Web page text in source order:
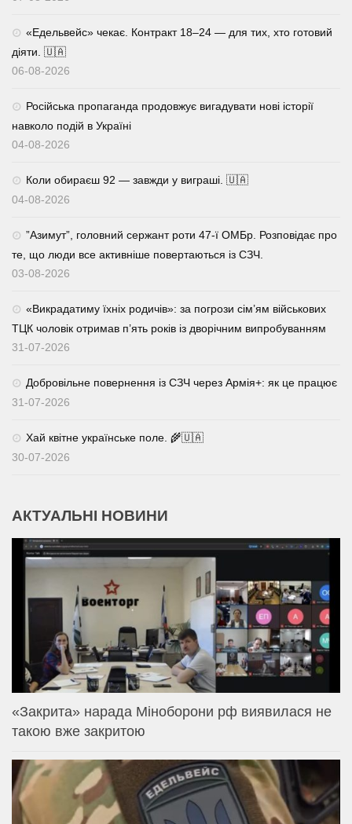
«Едельвейс» чекає. Контракт 18–24 — для тих, хто готовий
діяти. 🇺🇦
06-08-2026
Російська пропаганда продовжує вигадувати нові історії
навколо подій в Україні
04-08-2026
Коли обираєш 92 — завжди у виграші. 🇺🇦
04-08-2026
⁨”Азимут”, головний сержант роти 47-ї ОМБр. Розповідає про
те, що люди все активніше повертаються із СЗЧ.
03-08-2026
«Викрадатиму їхніх родичів»: за погрози сім’ям військових
ТЦК чоловік отримав п’ять років із дворічним випробуванням
31-07-2026
Добровільне повернення із СЗЧ через Армія+: як це працює
31-07-2026
Хай квітне українське поле. 🌾🇺🇦
30-07-2026
АКТУАЛЬНІ НОВИНИ
«Закрита» нарада Міноборони рф виявилася не
такою вже закритою